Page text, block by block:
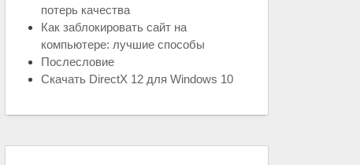
потерь качества
Как заблокировать сайт на
компьютере: лучшие способы
Послесловие
Скачать DirectX 12 для Windows 10